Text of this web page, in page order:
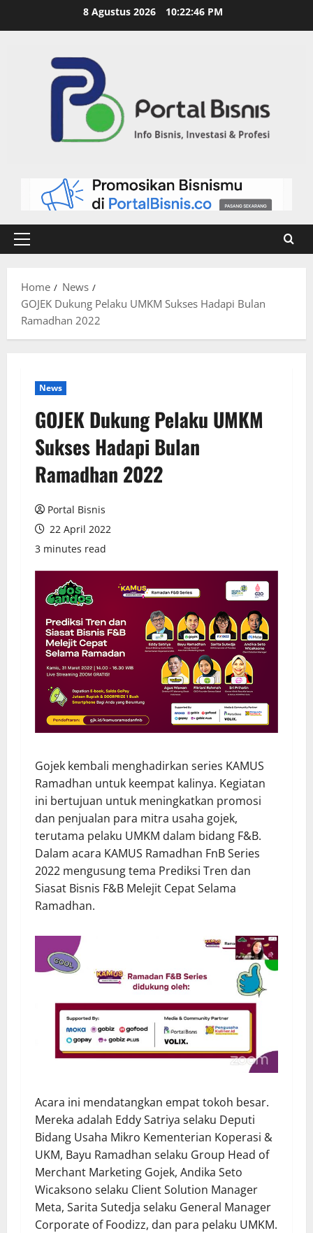
8 Agustus 2026 10:22:47 PM
Home
News
GOJEK Dukung Pelaku UMKM Sukses Hadapi Bulan
Ramadhan 2022
News
GOJEK Dukung Pelaku UMKM
Sukses Hadapi Bulan
Ramadhan 2022
Portal Bisnis
22 April 2022
3 minutes read
Gojek kembali menghadirkan series KAMUS
Ramadhan untuk keempat kalinya. Kegiatan
ini bertujuan untuk meningkatkan promosi
dan penjualan para mitra usaha gojek,
terutama pelaku UMKM dalam bidang F&B.
Dalam acara KAMUS Ramadhan FnB Series
2022 mengusung tema Prediksi Tren dan
Siasat Bisnis F&B Melejit Cepat Selama
Ramadhan.
Acara ini mendatangkan empat tokoh besar.
Mereka adalah Eddy Satriya selaku Deputi
Bidang Usaha Mikro Kementerian Koperasi &
UKM, Bayu Ramadhan selaku Group Head of
Merchant Marketing Gojek, Andika Seto
Wicaksono selaku Client Solution Manager
Meta, Sarita Sutedja selaku General Manager
Corporate of Foodizz, dan para pelaku UMKM.